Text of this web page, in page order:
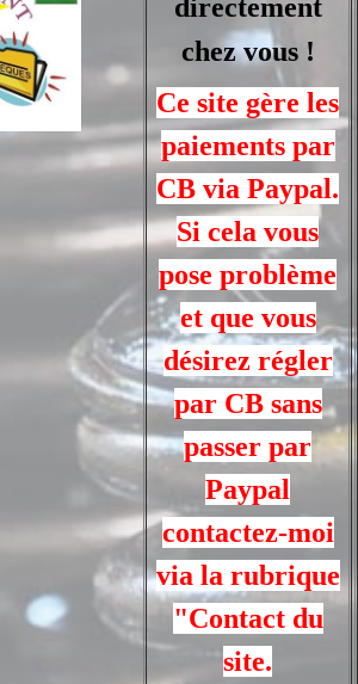
directement
chez vous !
Ce site gère les
paiements par
CB via Paypal.
Si cela vous
pose problème
et que vous
désirez régler
par CB sans
passer par
Paypal
contactez-moi
via la rubrique
"Contact du
site.